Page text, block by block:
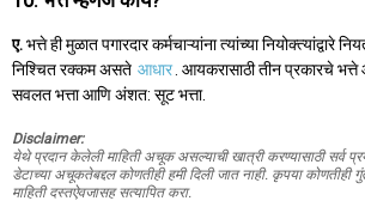
ए.भत्ते ही मुळात पगारदार कर्मचाऱ्यांना त्यांच्या नियोक्त्यांद्वारे
निश्चित रक्कम असते आधार . आयकरासाठी तीन प्रकारचे
सवलत भत्ता आणि अंशत: सूट भत्ता.
Disclaimer:
येथे प्रदान केलेली माहिती अचूक असल्याची खात्री करण्यासाठी सर्व
डेटाच्या अचूकतेबद्दल कोणतीही हमी दिली जात नाही. कृपया कोणतीही
माहिती दस्तऐवजासह सत्यापित करा.